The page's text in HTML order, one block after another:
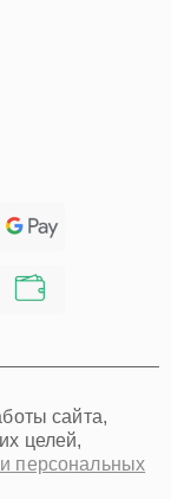
сайта,
целей,
персональных